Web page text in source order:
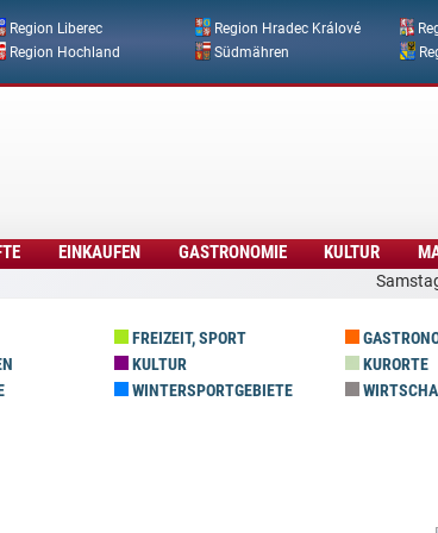
zum Inhalt
Region Liberec Region Hradec Králové
Region Hochland Südmähren
EINKAUFEN GASTRONOMIE KULTUR
FREIZEIT, SPORT
KULTUR KURORTE
WINTERSPORTGEBIETE